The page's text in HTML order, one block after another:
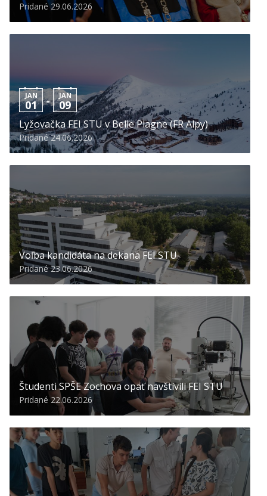
Pridané 29.06.2026
JAN
01 - JAN
09
Lyžovačka FEI STU v Belle Plagne (FR Alpy)
Pridané 24.06.2026
Voľba kandidáta na dekana FEI STU
Pridané 23.06.2026
Študenti SPŠE Zochova opäť navštívili FEI STU
Pridané 22.06.2026